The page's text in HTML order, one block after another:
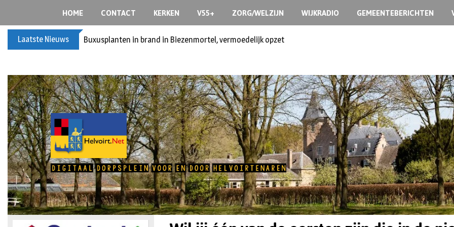
HOME CONTACT KERKEN V55+ ZORG/WELZIJN WIJKRADIO GEMEENTEBERICHTEN
Laatste Nieuws Buxusplanten in brand in Biezenmortel, vermoedelijk opzet